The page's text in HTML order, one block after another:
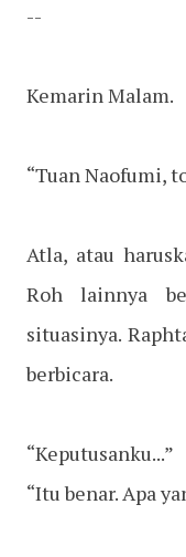
--
Kemarin Malam.
“Tuan Naofumi,
Atla, atau
Roh lainnya
situasinya.
berbicara.
“Keputusanku...”
“Itu benar. Apa